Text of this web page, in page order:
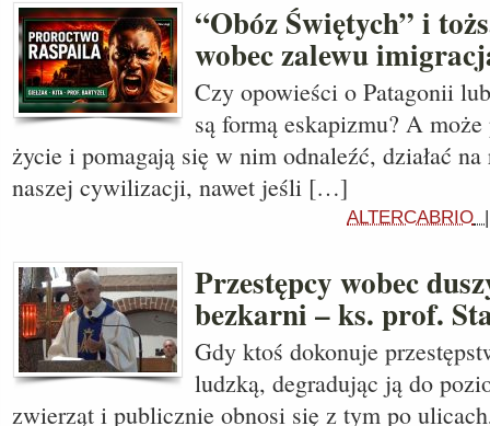
“Obóz Świętych” i
wobec zalewu
Czy opowieści o Patagonii
są formą eskapizmu? A
życie i pomagają się w nim odnaleźć, działać
naszej cywilizacji, nawet jeśli […]
ALTERCABRIO
Przestępcy wobec
bezkarni – ks. prof.
Gdy ktoś dokonuje
ludzką, degradując ją do
zwierząt i publicznie obnosi się z tym po